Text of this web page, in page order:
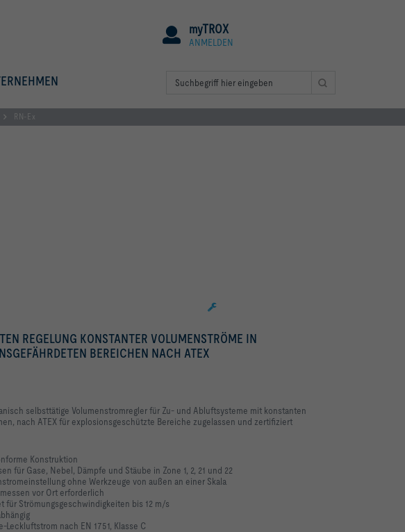
myTROX
ANMELDEN
RN-Ex
REGELUNG KONSTANTER VOLUMENSTRÖME IN
BEREICHEN NACH ATEX
selbsttätige Volumenstromregler für Zu- und Abluftsysteme mit konstanten
nach ATEX für explosionsgeschützte Bereiche zugelassen und zertifiziert
Konstruktion
für Gase, Nebel, Dämpfe und Stäube in Zone 1, 2, 21 und 22
ohne Werkzeuge von außen an einer Skala
vor Ort erforderlich
für Strömungsgeschwindigkeiten bis 12 m/s
Leckluftstrom nach EN 1751, Klasse C